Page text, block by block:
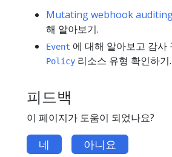
Mutating webhook
해 알아보기.
Event 에 대해 알아보고 감사
Policy 리소스 유형 확인하기.
피드백
이 페이지가 도움이 되었나요?
네 아니요